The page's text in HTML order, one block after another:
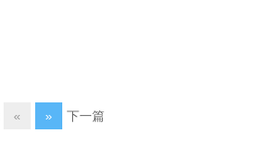
« » 下一篇